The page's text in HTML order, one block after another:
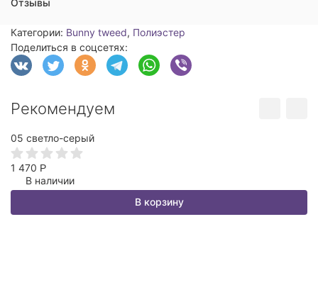
Отзывы
Категории: Bunny tweed, Полиэстер
Поделиться в соцсетях:
Рекомендуем
05 светло-серый
1 470 Р
В наличии
В корзину